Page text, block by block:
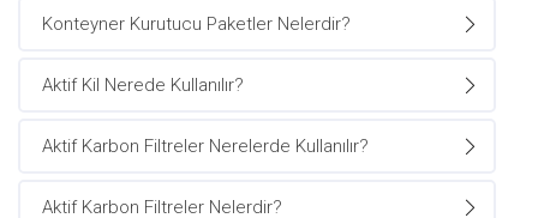
Konteyner Kurutucu Paketler Nelerdir?
Aktif Kil Nerede Kullanılır?
Aktif Karbon Filtreler Nerelerde Kullanılır?
Aktif Karbon Filtreler Nelerdir?